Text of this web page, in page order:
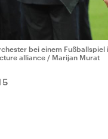
bei einem
alliance / Marijan Murat